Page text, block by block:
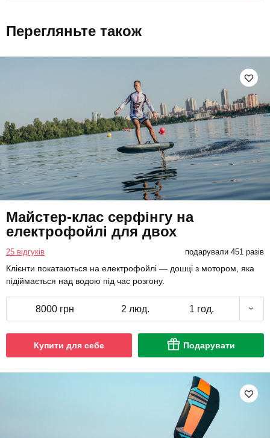
Перегляньте також
Майстер-клас серфінгу на
електрофойлі для двох
25 відгуків подарували 451 разів
Клієнти покатаються на електрофойлі — дошці з мотором, яка
підіймається над водою під час розгону.
8000 грн 2 люд. 1 год.
Купити для себе Подарувати